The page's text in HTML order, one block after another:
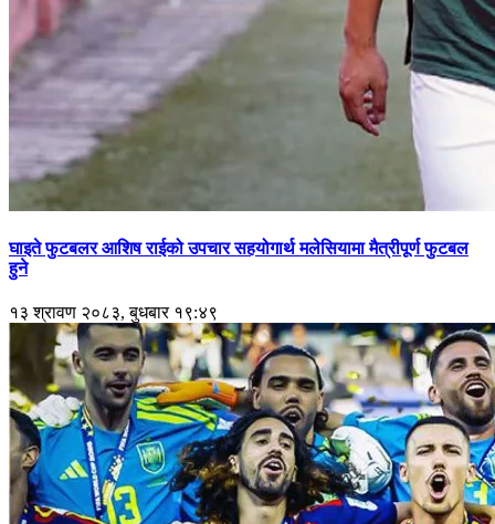
घाइते फुटबलर आशिष राईको उपचार सहयोगार्थ मलेसियामा मैत्रीपूर्ण फुटबल
हुने
१३ श्रावण २०८३, बुधबार १९:४९